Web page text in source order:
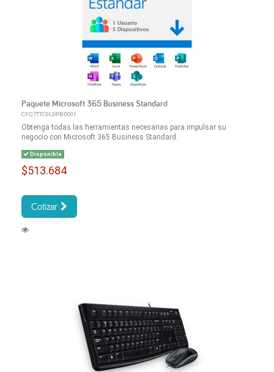
Paquete Microsoft 365 Business Standard
CFQ7TTC0LDPB:0001
Obtenga todas las herramientas necesarias para impulsar su
negocio con Microsoft 365 Business Standard.
Disponible
$513.684
Cotizar